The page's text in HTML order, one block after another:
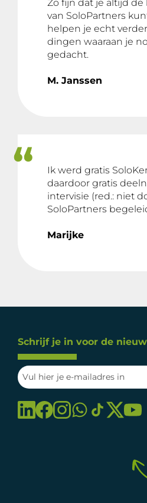
Zo fijn dat je altijd de
van SoloPartners
helpen je echt
dingen waaraan je
gedacht.
M. Janssen
Ik werd gratis
daardoor gratis
intervisie (red.: niet
SoloPartners
Marijke
Schrijf je in voor de